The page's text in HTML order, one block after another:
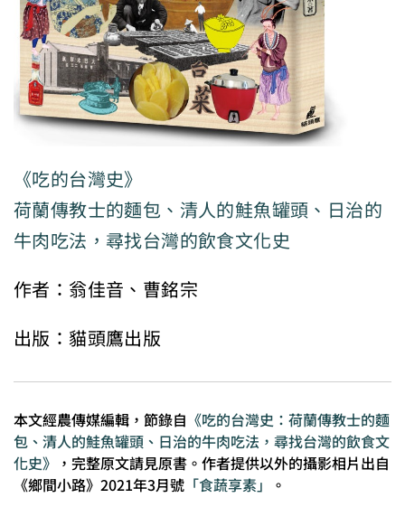
《吃的台灣史》
荷蘭傳教士的麵包、清人的鮭魚罐頭、日治的
牛肉吃法，尋找台灣的飲食文化史
作者：翁佳音、曹銘宗
出版：貓頭鷹出版
本文經農傳媒編輯，節錄自 《吃的台灣史：荷蘭傳教士的麵
包、清人的鮭魚罐頭、日治的牛肉吃法，尋找台灣的飲食文
化史》，完整原文請見原書。作者提供以外的攝影相片出自
《鄉間小路》2021年3月號「食蔬享素」 。